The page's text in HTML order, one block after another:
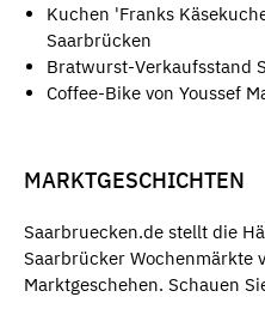
Kuchen 'Franks
Saarbrücken
Bratwurst-Verkaufsstand
Coffee-Bike von Youssef
MARKTGESCHICHTEN
Saarbruecken.de stellt die
Saarbrücker Wochenmärkte
Marktgeschehen. Schauen